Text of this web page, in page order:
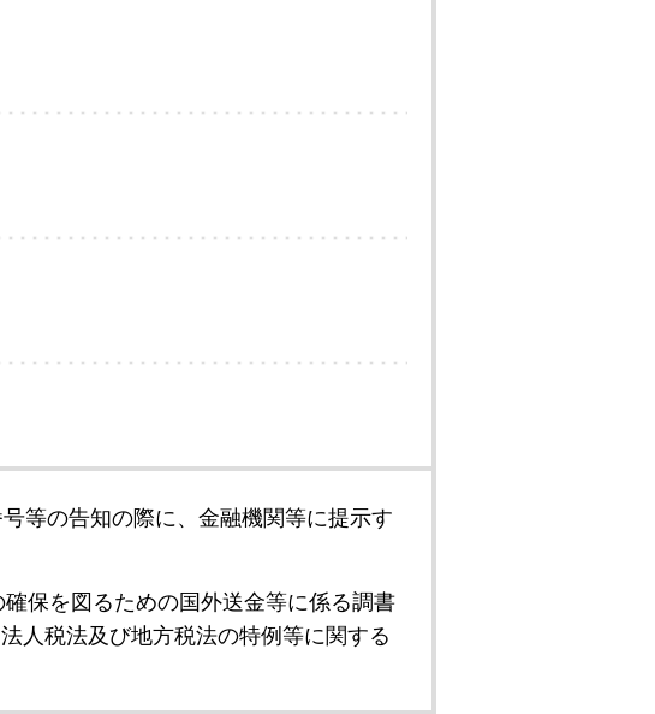
等の告知の際に、金融機関等に提示す
保を図るための国外送金等に係る調書
人税法及び地方税法の特例等に関する